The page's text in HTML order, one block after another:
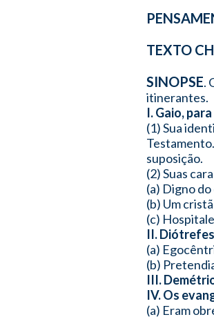
TEXTO
SINOPSE.
itinerantes.
I. Gaio,
(1) Sua
suposição.
(2) Suas
(a) Digno
(b) Um
(c)
II.
(a)
(b)
III.
IV. Os
(a) Eram